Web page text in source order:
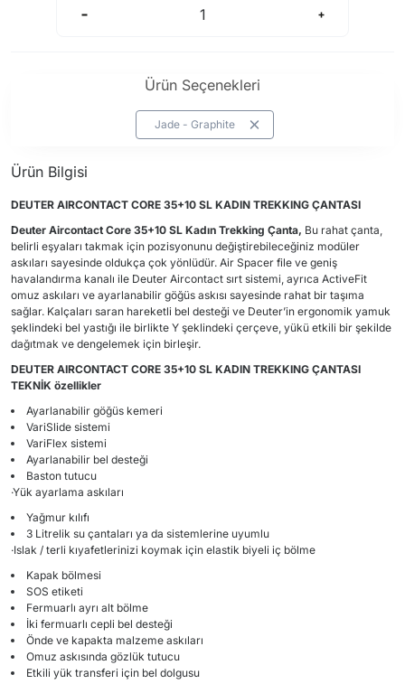
Ürün Seçenekleri
Jade - Graphite
Ürün Bilgisi
DEUTER AIRCONTACT CORE 35+10 SL KADIN TREKKING ÇANTASI
Deuter Aircontact Core 35+10 SL Kadın Trekking Çanta, Bu rahat çanta,
belirli eşyaları takmak için pozisyonunu değiştirebileceğiniz modüler
askıları sayesinde oldukça çok yönlüdür. Air Spacer file ve geniş
havalandırma kanalı ile Deuter Aircontact sırt sistemi, ayrıca ActiveFit
omuz askıları ve ayarlanabilir göğüs askısı sayesinde rahat bir taşıma
sağlar. Kalçaları saran hareketli bel desteği ve Deuter’in ergonomik yamuk
şeklindeki bel yastığı ile birlikte Y şeklindeki çerçeve, yükü etkili bir şekilde
dağıtmak ve dengelemek için birleşir.
DEUTER AIRCONTACT CORE 35+10 SL KADIN TREKKING ÇANTASI
TEKNİK özellikler
Ayarlanabilir göğüs kemeri
VariSlide sistemi
VariFlex sistemi
Ayarlanabilir bel desteği
Baston tutucu
·Yük ayarlama askıları
Yağmur kılıfı
3 Litrelik su çantaları ya da sistemlerine uyumlu
·Islak / terli kıyafetlerinizi koymak için elastik biyeli iç bölme
Kapak bölmesi
SOS etiketi
Fermuarlı ayrı alt bölme
İki fermuarlı cepli bel desteği
Önde ve kapakta malzeme askıları
Omuz askısında gözlük tutucu
Etkili yük transferi için bel dolgusu